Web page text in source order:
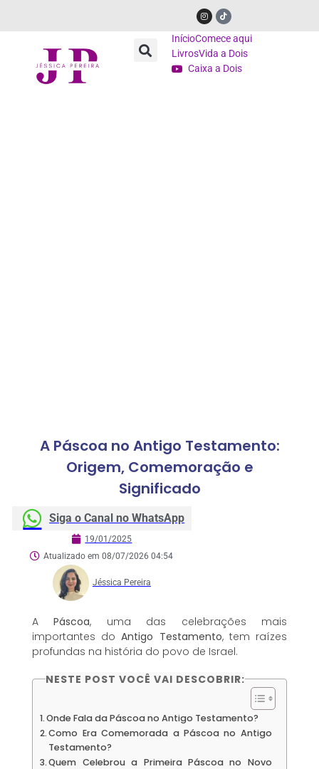
InícioComece aqui
LivrosVida a Dois
Caixa a Dois
A Páscoa no Antigo Testamento:
Origem, Comemoração e
Significado
Siga o Canal no WhatsApp
19/01/2025
Atualizado em 08/07/2026 04:54
Jéssica Pereira
APáscoa, uma das celebrações mais
importantes doAntigo Testamento, tem raízes
profundas na história do povo de Israel.
NESTE POST VOCÊ VAI DESCOBRIR:
Onde Fala da Páscoa no Antigo Testamento?
Como Era Comemorada a Páscoa no Antigo
Testamento?
Quem Celebrou a Primeira Páscoa no Novo